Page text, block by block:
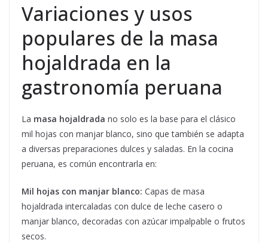
Variaciones y usos
populares de la masa
hojaldrada en la
gastronomía peruana
La masa hojaldrada no solo es la base para el clásico
mil hojas con manjar blanco, sino que también se adapta
a diversas preparaciones dulces y saladas. En la cocina
peruana, es común encontrarla en:
Mil hojas con manjar blanco: Capas de masa
hojaldrada intercaladas con dulce de leche casero o
manjar blanco, decoradas con azúcar impalpable o frutos
secos.